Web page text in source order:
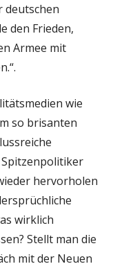
deutschen
den Frieden,
Armee mit
wie
so brisanten
hervorholen
wirklich
Stellt man die
mit der Neuen